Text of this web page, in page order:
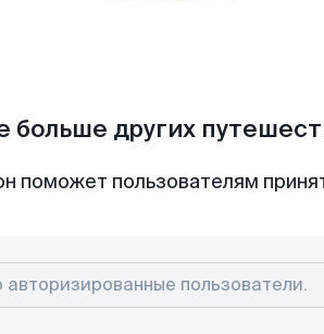
больше других
поможет пользователям